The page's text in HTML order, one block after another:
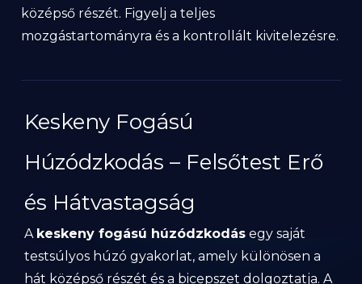
középső részét. Figyelj a teljes
mozgástartományra és a kontrollált kivitelezésre.
Keskeny Fogású
Húzódzkodás – Felsőtest Erő
és Hátvastagság
A keskeny fogású húzódzkodás egy saját
testsúlyos húzó gyakorlat, amely különösen a
hát középső részét és a bicepszet dolgoztatja. A